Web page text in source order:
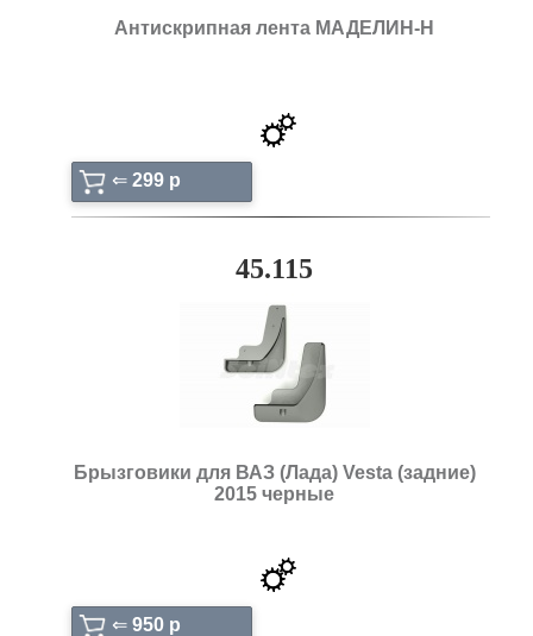
Антискрипная лента МАДЕЛИН-Н
⇐ 299 p
45.115
Брызговики для ВАЗ (Лада) Vesta (задние)
2015 черные
⇐ 950 p